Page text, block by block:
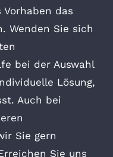
das
Wenden Sie sich
bei der Auswahl
Lösung,
Auch bei
Sie gern
Sie uns